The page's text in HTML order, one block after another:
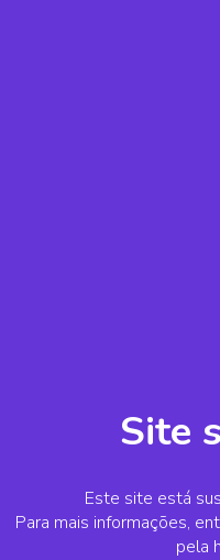
Site
Este site está
Para mais informações,
pela